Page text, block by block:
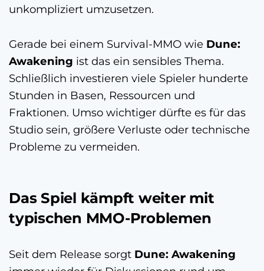
unkompliziert umzusetzen.
Gerade bei einem Survival-MMO wie Dune:
Awakening ist das ein sensibles Thema.
Schließlich investieren viele Spieler hunderte
Stunden in Basen, Ressourcen und
Fraktionen. Umso wichtiger dürfte es für das
Studio sein, größere Verluste oder technische
Probleme zu vermeiden.
Das Spiel kämpft weiter mit
typischen MMO-Problemen
Seit dem Release sorgt Dune: Awakening